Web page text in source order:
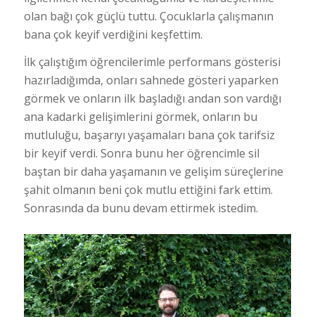
olan bağı çok güçlü tuttu. Çocuklarla çalışmanın
bana çok keyif verdiğini keşfettim.
İlk çalıştığım öğrencilerimle performans gösterisi
hazırladığımda, onları sahnede gösteri yaparken
görmek ve onların ilk başladığı andan son vardığı
ana kadarki gelişimlerini görmek, onların bu
mutluluğu, başarıyı yaşamaları bana çok tarifsiz
bir keyif verdi. Sonra bunu her öğrencimle sil
baştan bir daha yaşamanın ve gelişim süreçlerine
şahit olmanın beni çok mutlu ettiğini fark ettim.
Sonrasında da bunu devam ettirmek istedim.